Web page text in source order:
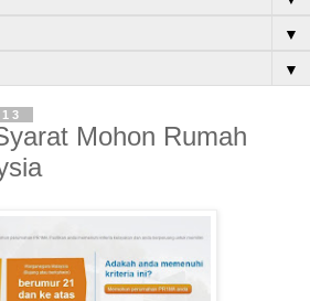
▼
▼
Mohon Rumah